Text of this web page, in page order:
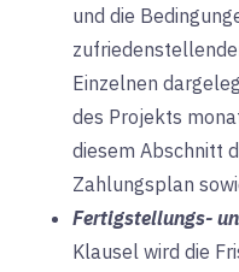
und die
Einzelnen
des Projekts
diesem Abschnitt
Zahlungsplan
Fertigstellungs-
Klausel wird die